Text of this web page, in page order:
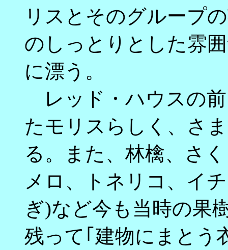
リスとそのグループ
のしっとりとした雰
に漂う。
レッド・ハウスの
たモリスらしく、さ
る。また、林檎、さ
メロ、トネリコ、イ
ぎ)など今も当時の果
残って｢建物にまとう